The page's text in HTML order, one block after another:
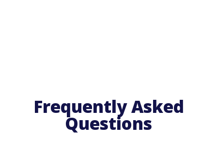
Frequently Asked
Questions